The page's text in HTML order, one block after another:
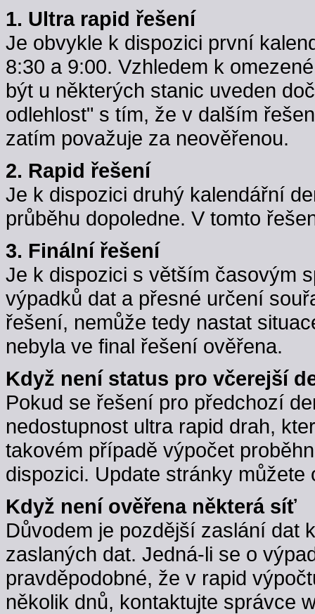
1. Ultra rapid řešení
Je obvykle k dispozici první
8:30 a 9:00. Vzhledem k
být u některých stanic uveden
odlehlost" s tím, že v dalším
zatím považuje za neověřenou.
2. Rapid řešení
Je k dispozici druhý kalendářní
průběhu dopoledne. V tomto
3. Finální řešení
Je k dispozici s větším časovým
výpadků dat a přesné určení
řešení, nemůže tedy nastat
nebyla ve final řešení ověřena.
Když není status pro včerejší
Pokud se řešení pro předchozí
nedostupnost ultra rapid drah,
takovém případě výpočet
dispozici. Update stránky
Když není ověřena některá síť
Důvodem je pozdější zaslání dat
zaslaných dat. Jedná-li se o
pravděpodobné, že v rapid
několik dnů, kontaktujte správce